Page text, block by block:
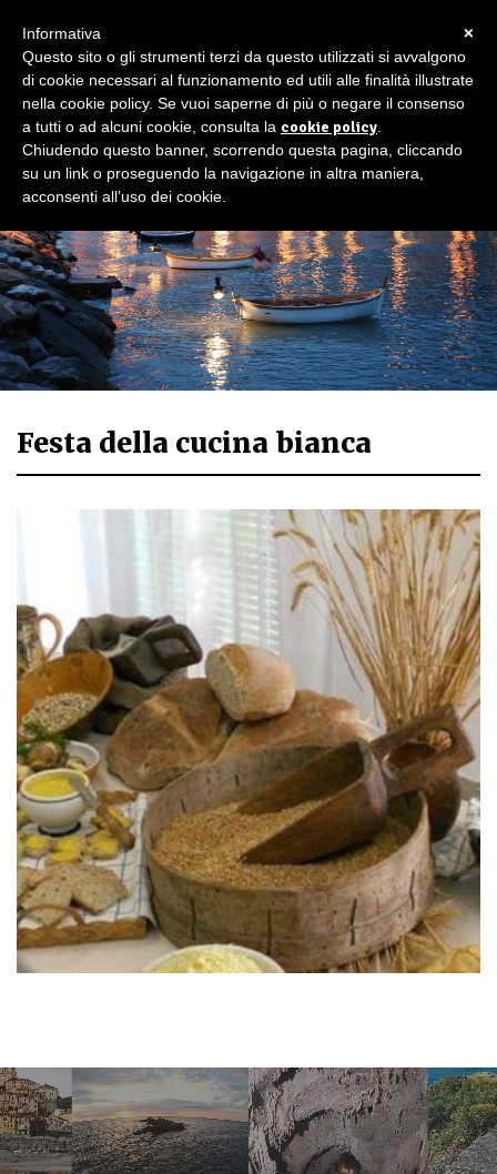
Festa della cucina bianca
×
Informativa
Questo sito o gli strumenti terzi da questo utilizzati si avvalgono
di cookie necessari al funzionamento ed utili alle finalità illustrate
nella cookie policy. Se vuoi saperne di più o negare il consenso
a tutti o ad alcuni cookie, consulta la cookie policy
Chiudendo questo banner, scorrendo questa pagina, cliccando
su un link o proseguendo la navigazione in altra maniera,
acconsenti all’uso dei cookie.